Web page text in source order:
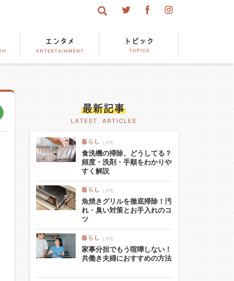
食洗機の掃除、どうしてる？
頻度・洗剤・手順をわかりや
すく解説
魚焼きグリルを徹底掃除！汚
れ・臭い対策とお手入れのコ
ツ
家事分担でもう喧嘩しない！
共働き夫婦におすすめの方法